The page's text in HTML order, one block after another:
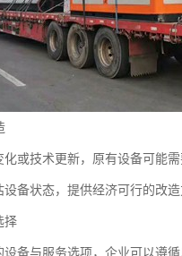
或技术更新，原有设备可能需
设备状态，提供经济可行的改
择
备与服务选项，企业可以遵